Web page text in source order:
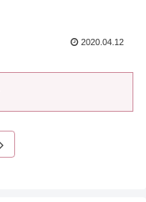
2020.04.12